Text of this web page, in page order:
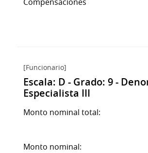
[Funcionario]
Escala: D - Grado: 9 -
Especialista III
Monto nominal total:
Monto nominal: